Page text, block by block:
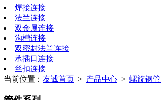
焊接连接
法兰连接
双金属连接
沟槽连接
双密封法兰连接
承插口连接
丝扣连接
当前位置： 友诚首页 > 产品中心 > 螺旋钢管